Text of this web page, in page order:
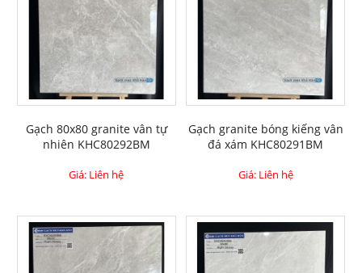
Gạch 80x80 granite vân tự
nhiên KHC80292BM
Giá: Liên hệ
Gạch granite bóng kiếng vân
đá xám KHC80291BM
Giá: Liên hệ